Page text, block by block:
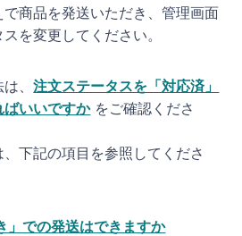
商品を発送いただき、管理画面
スを変更してください。
は、注文ステータスを「対応済」
ばいいですかをご確認くださ
下記の項目を参照してくださ
」での発送はできますか